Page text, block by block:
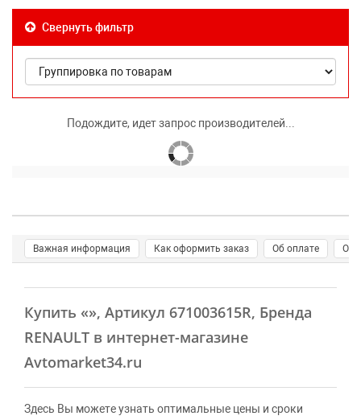
Свернуть фильтр
Подождите, идет запрос производителей...
Важная информация Как оформить заказ Об оплате О
Купить «», Артикул 671003615R, Бренда
RENAULT в интернет-магазине
Avtomarket34.ru
Здесь Вы можете узнать оптимальные цены и сроки